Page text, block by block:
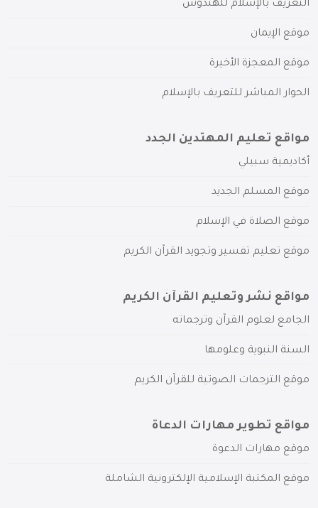
التعريف بالإسلام للهندوس
موقع الإيمان
موقع المعجزة الأخيرة
الحوار المباشر للتعريف بالإسلام
مواقع تعليم المهتدين الجدد
أكاديمية سبيلي
موقع المسلم الجديد
موقع الصلاة في الإسلام
موقع تعليم تفسير وتجويد القرآن الكريم
مواقع نشر وتعليم القرآن الكريم
الجامع لعلوم القرآن وترجماته
السنة النبوية وعلومها
موقع الترجمات الصوتية للقرآن الكريم
مواقع تطوير مهارات الدعاة
موقع مهارات الدعوة
موقع المكتبة الإسلامية الإلكترونية الشاملة